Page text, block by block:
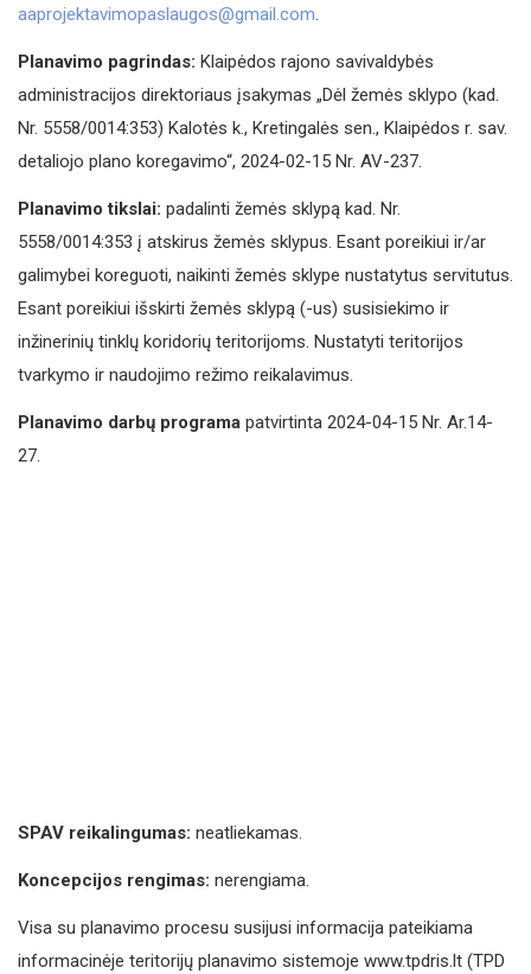
aaprojektavimopaslaugos@gmail.com.
Planavimo pagrindas: Klaipėdos rajono savivaldybės
administracijos direktoriaus įsakymas „Dėl žemės sklypo (kad.
Nr. 5558/0014:353) Kalotės k., Kretingalės sen., Klaipėdos r. sav.
detaliojo plano koregavimo“, 2024-02-15 Nr. AV-237.
Planavimo tikslai: padalinti žemės sklypą kad. Nr.
5558/0014:353 į atskirus žemės sklypus. Esant poreikiui ir/ar
galimybei koreguoti, naikinti žemės sklype nustatytus servitutus.
Esant poreikiui išskirti žemės sklypą (-us) susisiekimo ir
inžinerinių tinklų koridorių teritorijoms. Nustatyti teritorijos
tvarkymo ir naudojimo režimo reikalavimus.
Planavimo darbų programa patvirtinta 2024-04-15 Nr. Ar.14-
27.
SPAV reikalingumas: neatliekamas.
Koncepcijos rengimas: nerengiama.
Visa su planavimo procesu susijusi informacija pateikiama
informacinėje teritorijų planavimo sistemoje www.tpdris.lt (TPD